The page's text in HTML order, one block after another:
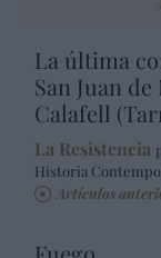
La última
San Juan
Calafell
La Resistencia
Historia
Artículos